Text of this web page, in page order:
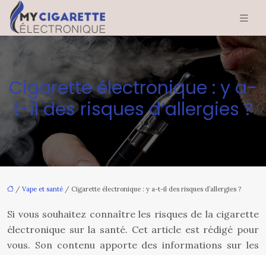
Cigarette électronique : y a-
t-il des risques d’allergies ?
/ Vape et santé / Cigarette électronique : y a-t-il des risques d’allergies ?
Si vous souhaitez connaître les risques de la cigarette
électronique sur la santé. Cet article est rédigé pour
vous. Son contenu apporte des informations sur les